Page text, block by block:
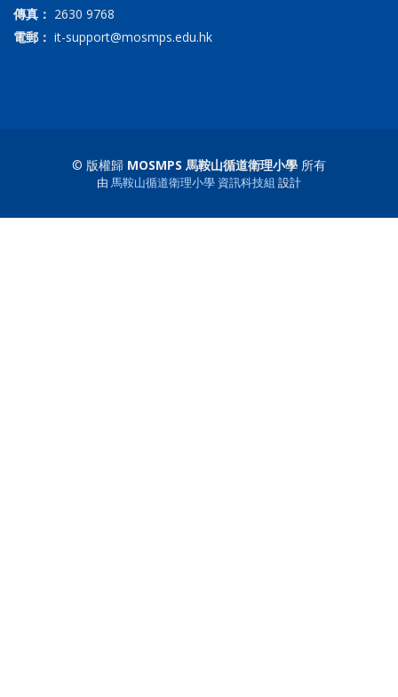
傳真： 2630 9768
電郵： it-support@mosmps.edu.hk
© 版權歸 MOSMPS 馬鞍山循道衛理小學 所有
由 馬鞍山循道衛理小學 資訊科技組 設計